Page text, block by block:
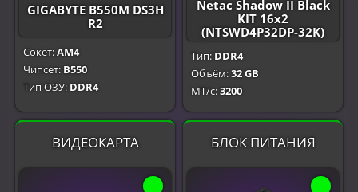
GIGABYTE B550M DS3H
R2
Сокет:AM4
Чипсет: B550
Тип ОЗУ: DDR4
Netac Shadow II Black
KIT 16x2
(NTSWD4P32DP-32K)
Тип: DDR4
Объём:32 GB
МТ/с:3200
ВИДЕОКАРТА БЛОК ПИТАНИЯ